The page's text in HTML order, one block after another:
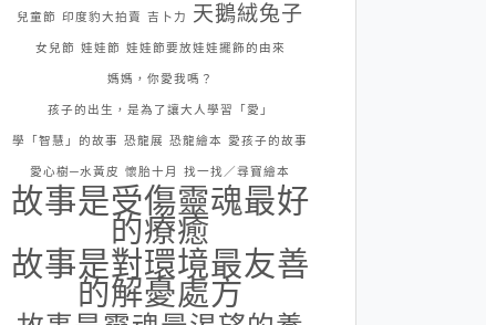
兒童節 印度豹大拍賣 吉卜力 天鵝絨兔子
女兒節 娃娃節 娃娃節要放娃娃擺飾的由來
媽媽，你愛我嗎？
孩子的出生，是為了讓大人學習「愛」
學「智慧」的故事 恐龍展 恐龍繪本 愛孩子的故事
愛心樹─水黃皮 懷胎十月 找一找／尋寶繪本
故事是受傷靈魂最好
的療癒
故事是對環境最友善
的解憂處方